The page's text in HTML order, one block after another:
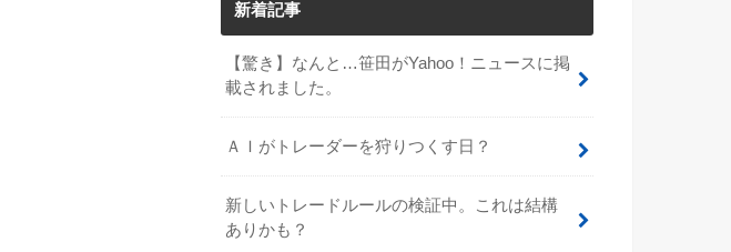
新着記事
【驚き】なんと…笹田がYahoo！ニュースに掲
載されました。
ＡＩがトレーダーを狩りつくす日？
新しいトレードルールの検証中。これは結構
ありかも？